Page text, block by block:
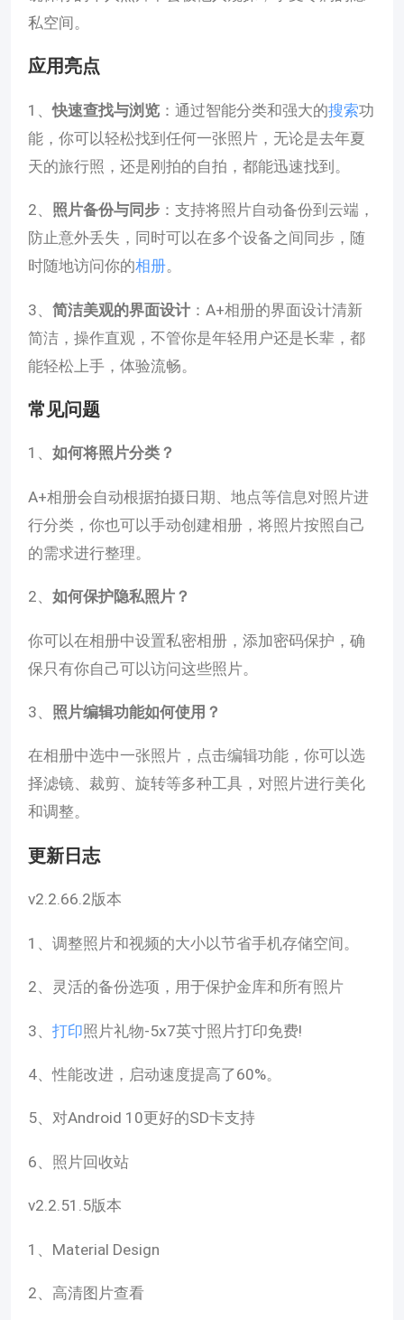
私空间。
应用亮点
1、快速查找与浏览 ：通过智能分类和强大的搜索功
能，你可以轻松找到任何一张照片，无论是去年夏
天的旅行照，还是刚拍的自拍，都能迅速找到。
2、 照片备份与同步 ：支持将照片自动备份到云端，
防止意外丢失，同时可以在多个设备之间同步，随
时随地访问你的相册。
3、简洁美观的界面设计：A+相册的界面设计清新
简洁，操作直观，不管你是年轻用户还是长辈，都
能轻松上手，体验流畅。
常见问题
1、如何将照片分类？
A+相册会自动根据拍摄日期、地点等信息对照片进
行分类，你也可以手动创建相册，将照片按照自己
的需求进行整理。
2、如何保护隐私照片？
你可以在相册中设置私密相册，添加密码保护，确
保只有你自己可以访问这些照片。
3、 照片编辑功能如何使用？
在相册中选中一张照片，点击编辑功能，你可以选
择滤镜、裁剪、旋转等多种工具，对照片进行美化
和调整。
更新日志
v2.2.66.2版本
1、调整照片和视频的大小以节省手机存储空间。
2、灵活的备份选项，用于保护金库和所有照片
3、打印照片礼物-5x7英寸照片打印免费!
4、性能改进，启动速度提高了60%。
5、对Android 10更好的SD卡支持
6、照片回收站
v2.2.51.5版本
1、Material Design
2、高清图片查看